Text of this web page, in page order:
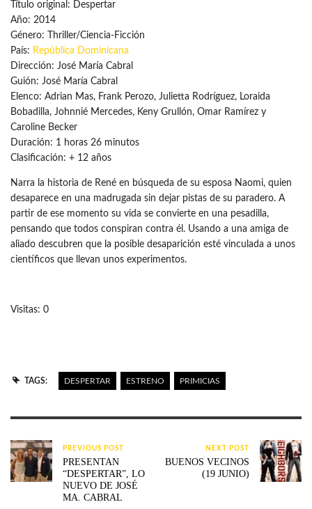
Título original: Despertar
Año: 2014
Género: Thriller/Ciencia-Ficción
País: República Dominicana
Dirección: José María Cabral
Guión: José María Cabral
Elenco: Adrian Mas, Frank Perozo, Julietta Rodríguez, Loraida
Bobadilla, Johnnié Mercedes, Keny Grullón, Omar Ramírez y
Caroline Becker
Duración: 1 horas 26 minutos
Clasificación: + 12 años
Narra la historia de René en búsqueda de su esposa Naomi, quien
desaparece en una madrugada sin dejar pistas de su paradero. A
partir de ese momento su vida se convierte en una pesadilla,
pensando que todos conspiran contra él. Usando a una amiga de
aliado descubren que la posible desaparición esté vinculada a unos
científicos que llevan unos experimentos.
Visitas: 0
TAGS: DESPERTAR ESTRENO PRIMICIAS
PREVIOUS POST
PRESENTAN
“DESPERTAR”, LO
NUEVO DE JOSÉ
MA. CABRAL
NEXT POST
BUENOS VECINOS
(19 JUNIO)